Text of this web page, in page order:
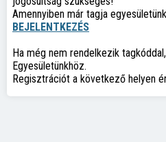
Amennyiben már tagja
BEJELENTKEZÉS
Ha még nem rendelkezik
Egyesületünkhöz.
Regisztrációt a következő helyen